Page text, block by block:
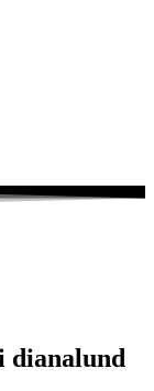
dianalund